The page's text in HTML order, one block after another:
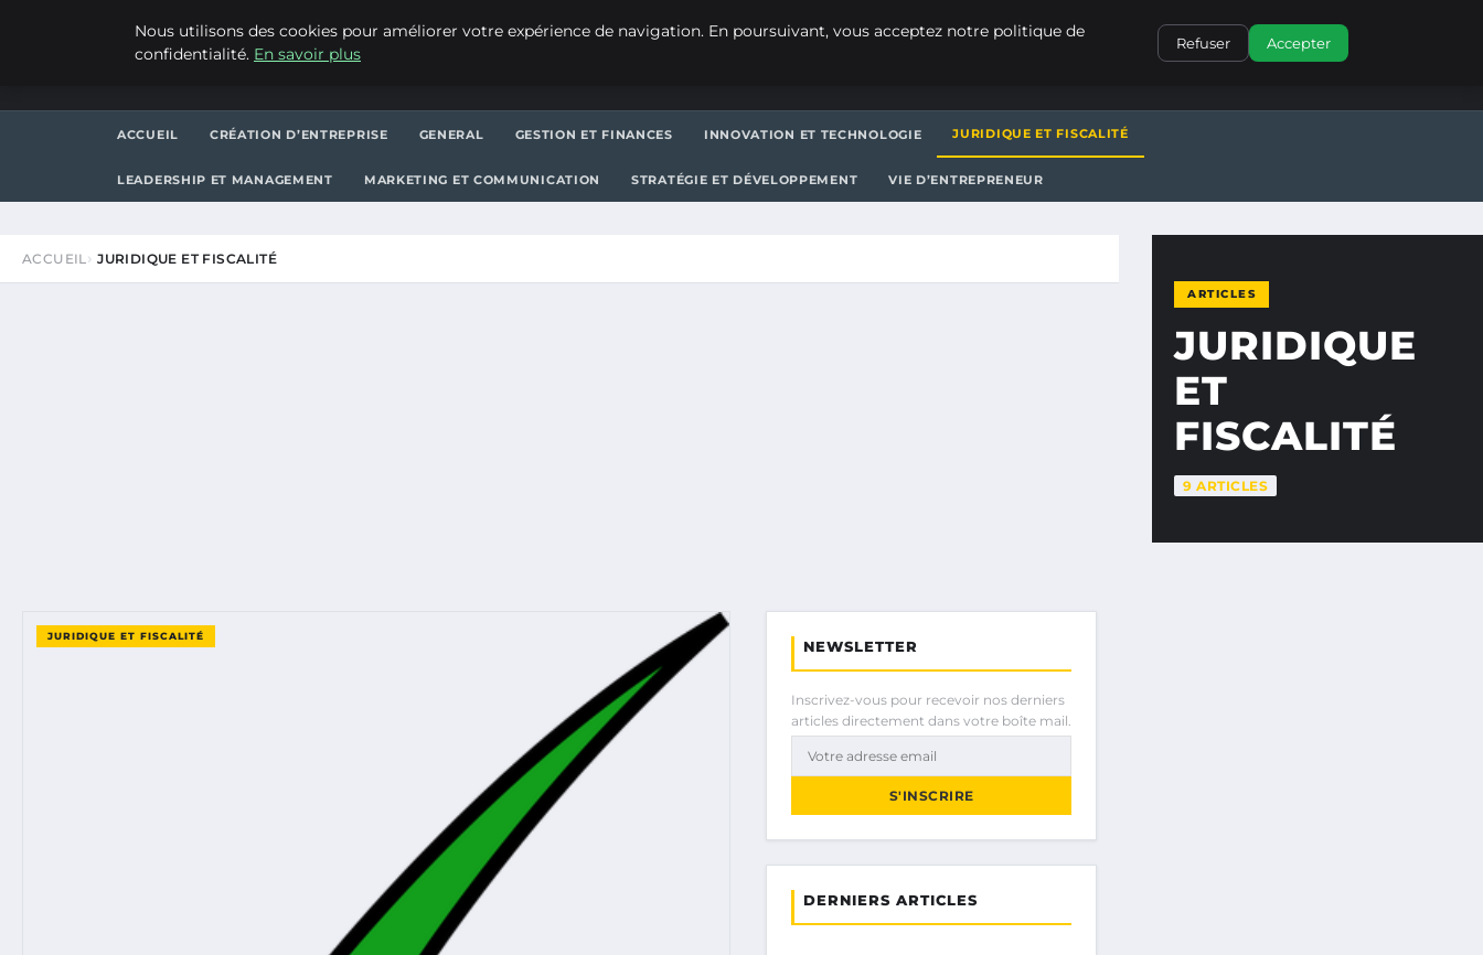
ACCUEIL CRÉATION D’ENTREPRISE GENERAL GESTION ET FINANCES INNOVATION ET TECHNOLOGIE JURIDIQUE ET FISCALITÉ
LEADERSHIP ET MANAGEMENT MARKETING ET COMMUNICATION STRATÉGIE ET DÉVELOPPEMENT VIE D’ENTREPRENEUR
ACCUEIL JURIDIQUE ET FISCALITÉ
ARTICLES
JURIDIQUE
ET
FISCALITÉ
9 ARTICLES
JURIDIQUE ET FISCALITÉ
NEWSLETTER
Inscrivez-vous pour recevoir nos derniers
articles directement dans votre boîte mail.
S'INSCRIRE
DERNIERS ARTICLES
Nous utilisons des cookies pour améliorer votre expérience de navigation. En poursuivant, vous acceptez notre politique de
confidentialité. En savoir plus
Refuser Accepter